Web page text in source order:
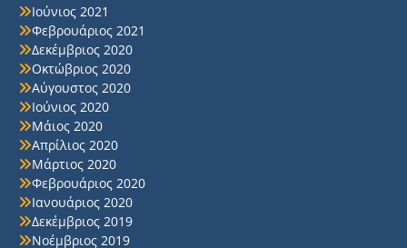
Ιούνιος 2021
Φεβρουάριος 2021
Δεκέμβριος 2020
Οκτώβριος 2020
Αύγουστος 2020
Ιούνιος 2020
Μάιος 2020
Απρίλιος 2020
Μάρτιος 2020
Φεβρουάριος 2020
Ιανουάριος 2020
Δεκέμβριος 2019
Νοέμβριος 2019